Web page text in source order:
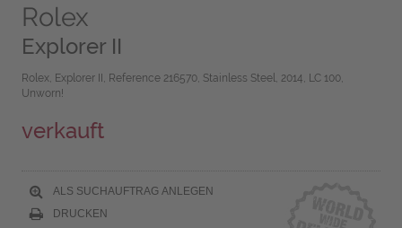
Rolex
Explorer II
Rolex, Explorer II, Reference 216570, Stainless Steel, 2014, LC 100,
Unworn!
verkauft
ALS SUCHAUFTRAG ANLEGEN
DRUCKEN